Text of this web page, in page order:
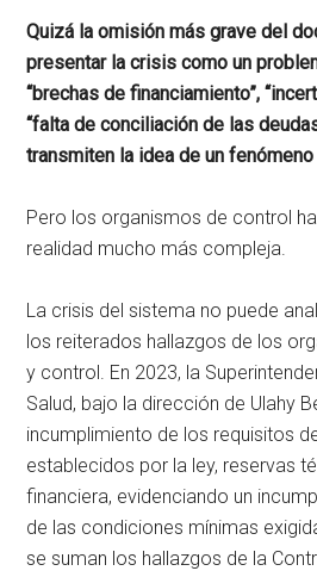
Quizá la omisión más grave del
presentar la crisis como un
“brechas de financiamiento”,
“falta de conciliación de las
transmiten la idea de un
Pero los organismos de control
realidad mucho más compleja.
La crisis del sistema no puede
los reiterados hallazgos de los
y control. En 2023, la
Salud, bajo la dirección de Ulahy
incumplimiento de los requisitos
establecidos por la ley, reservas
financiera, evidenciando un
de las condiciones mínimas
se suman los hallazgos de la